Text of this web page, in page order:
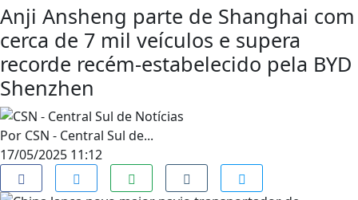
Anji Ansheng parte de Shanghai com
cerca de 7 mil veículos e supera
recorde recém-estabelecido pela BYD
Shenzhen
Por CSN - Central Sul de...
17/05/2025 11:12